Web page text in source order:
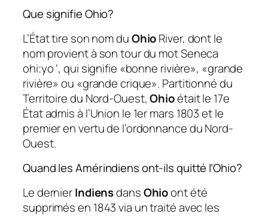
Que signifie Ohio?
L’État tire son nom duOhioRiver, dont le
nom provient à son tour du mot Seneca
ohiːyo ‘, qui signifie «bonne rivière», «grande
rivière» ou «grande crique». Partitionné du
Territoire du Nord-Ouest,Ohioétait le 17e
État admis à l’Union le 1er mars 1803 et le
premier en vertu de l’ordonnance du Nord-
Ouest.
Quand les Amérindiens ont-ils quitté l’Ohio?
Le dernierIndiensdansOhioont été
supprimés en 1843 via un traité avec les